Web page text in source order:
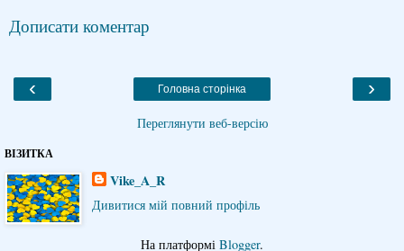
Дописати коментар
‹ ›
Головна сторінка
Переглянути веб-версію
ВІЗИТКА
Vike_A_R
Дивитися мій повний профіль
На платформі Blogger.